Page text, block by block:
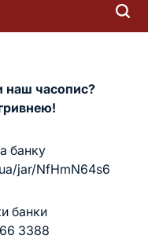
наш часопис?
банку
jar/NfHmN64s6
банки
3388